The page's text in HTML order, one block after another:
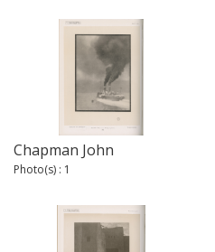
Chapman John
Photo(s) : 1